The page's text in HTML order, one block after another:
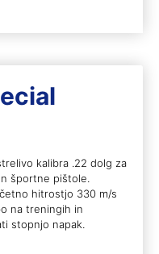
kalibra .22 dolg za
športne pištole.
hitrostjo 330 m/s
na treningih in
stopnjo napak.